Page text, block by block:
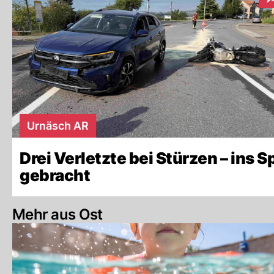
Urnäsch AR
Drei Verletzte bei Stürzen – ins
gebracht
Mehr aus Ost